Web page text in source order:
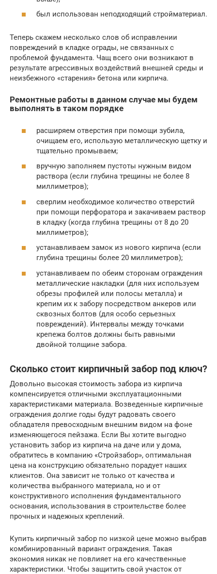
был использован неподходящий стройматериал.
Теперь скажем несколько слов об исправлении
повреждений в кладке ограды, не связанных с
проблемой фундамента. Чащ всего они возникают в
результате агрессивных воздействий внешней среды и
неизбежного «старения» бетона или кирпича.
Ремонтные работы в данном случае мы будем
выполнять в таком порядке
расширяем отверстия при помощи зубила,
очищаем его, использую металлическую щетку и
тщательно промываем;
вручную заполняем пустоты нужным видом
раствора (если глубина трещины не более 8
миллиметров);
сверлим необходимое количество отверстий
при помощи перфоратора и закачиваем раствор
в кладку (когда глубина трещины от 8 до 20
миллиметров);
устанавливаем замок из нового кирпича (если
глубина трещины более 20 миллиметров);
устанавливаем по обеим сторонам ограждения
металлические накладки (для них используем
обрезы профилей или полосы металла) и
крепим их к забору посредством анкеров или
сквозных болтов (для особо серьезных
повреждений). Интервалы между точками
крепежа болтов должны быть равными
двойной толщине забора.
Сколько стоит кирпичный забор под ключ?
Довольно высокая стоимость забора из кирпича
компенсируется отличными эксплуатационными
характеристиками материала. Возведенные кирпичные
ограждения долгие годы будут радовать своего
обладателя превосходным внешним видом на фоне
изменяющегося пейзажа. Если Вы хотите выгодно
установить забор из кирпича на даче или у дома,
обратитесь в компанию «Стройзабор», оптимальная
цена на конструкцию обязательно порадует наших
клиентов. Она зависит не только от качества и
количества выбранного материала, но и от
конструктивного исполнения фундаментального
основания, использования в строительстве более
прочных и надежных креплений.
Купить кирпичный забор по низкой цене можно выбрав
комбинированный вариант ограждения. Такая
экономия никак не повлияет на его качественные
характеристики. Чтобы защитить свой участок от